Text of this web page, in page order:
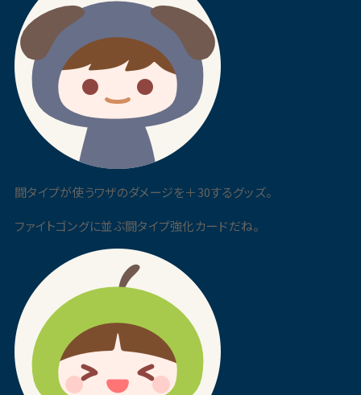
闘タイプが使うワザのダメージを＋30するグッズ。
ファイトゴングに並ぶ闘タイプ強化カードだね。